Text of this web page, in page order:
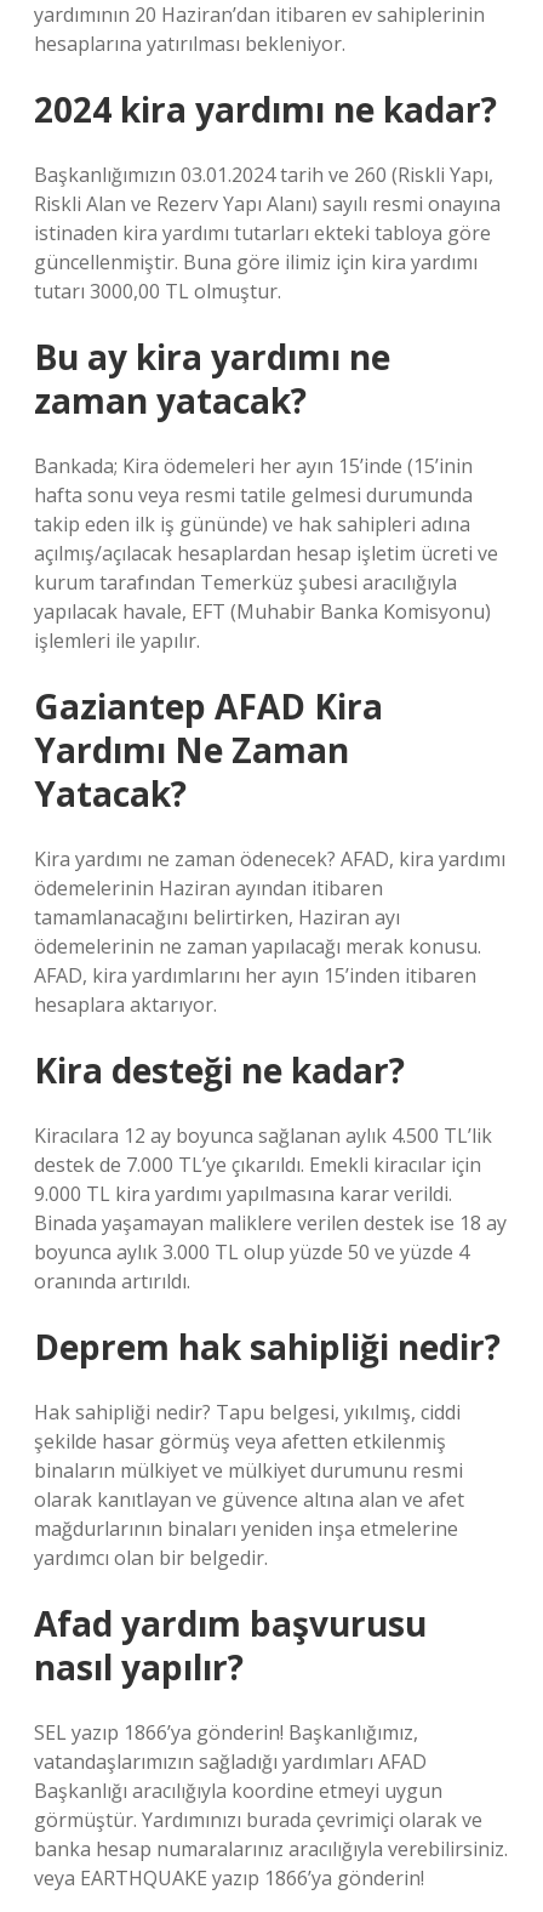
yardımının 20 Haziran’dan itibaren ev sahiplerinin
hesaplarına yatırılması bekleniyor.
2024 kira yardımı ne kadar?
Başkanlığımızın 03.01.2024 tarih ve 260 (Riskli Yapı,
Riskli Alan ve Rezerv Yapı Alanı) sayılı resmi onayına
istinaden kira yardımı tutarları ekteki tabloya göre
güncellenmiştir. Buna göre ilimiz için kira yardımı
tutarı 3000,00 TL olmuştur.
Bu ay kira yardımı ne
zaman yatacak?
Bankada; Kira ödemeleri her ayın 15’inde (15’inin
hafta sonu veya resmi tatile gelmesi durumunda
takip eden ilk iş gününde) ve hak sahipleri adına
açılmış/açılacak hesaplardan hesap işletim ücreti ve
kurum tarafından Temerküz şubesi aracılığıyla
yapılacak havale, EFT (Muhabir Banka Komisyonu)
işlemleri ile yapılır.
Gaziantep AFAD Kira
Yardımı Ne Zaman
Yatacak?
Kira yardımı ne zaman ödenecek? AFAD, kira yardımı
ödemelerinin Haziran ayından itibaren
tamamlanacağını belirtirken, Haziran ayı
ödemelerinin ne zaman yapılacağı merak konusu.
AFAD, kira yardımlarını her ayın 15’inden itibaren
hesaplara aktarıyor.
Kira desteği ne kadar?
Kiracılara 12 ay boyunca sağlanan aylık 4.500 TL’lik
destek de 7.000 TL’ye çıkarıldı. Emekli kiracılar için
9.000 TL kira yardımı yapılmasına karar verildi.
Binada yaşamayan maliklere verilen destek ise 18 ay
boyunca aylık 3.000 TL olup yüzde 50 ve yüzde 4
oranında artırıldı.
Deprem hak sahipliği nedir?
Hak sahipliği nedir? Tapu belgesi, yıkılmış, ciddi
şekilde hasar görmüş veya afetten etkilenmiş
binaların mülkiyet ve mülkiyet durumunu resmi
olarak kanıtlayan ve güvence altına alan ve afet
mağdurlarının binaları yeniden inşa etmelerine
yardımcı olan bir belgedir.
Afad yardım başvurusu
nasıl yapılır?
SEL yazıp 1866’ya gönderin! Başkanlığımız,
vatandaşlarımızın sağladığı yardımları AFAD
Başkanlığı aracılığıyla koordine etmeyi uygun
görmüştür. Yardımınızı burada çevrimiçi olarak ve
banka hesap numaralarınız aracılığıyla verebilirsiniz.
veya EARTHQUAKE yazıp 1866’ya gönderin!